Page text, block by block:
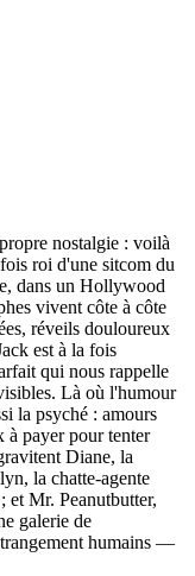
nostalgie : voilà
roi d'une sitcom du
dans un Hollywood
vivent côte à côte
réveils douloureux
est à la fois
qui nous rappelle
Là où l'humour
la psyché : amours
à payer pour tenter
Diane, la
la chatte-agente
et Mr. Peanutbutter,
galerie de
humains —